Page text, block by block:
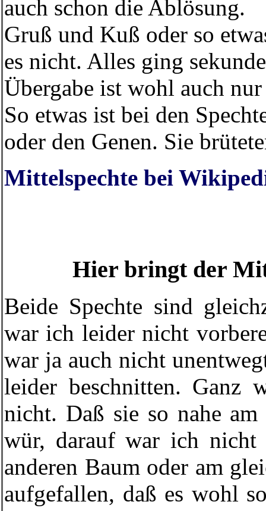
auch schon die Ablösung.
Gruß und Kuß oder so
es nicht. Alles ging
Übergabe ist wohl auch
So etwas ist bei den
oder den Genen. Sie
Mittelspechte bei
Hier bringt der
Beide Spechte sind
war ich leider nicht
war ja auch nicht
leider beschnitten. Ganz
nicht. Daß sie so nahe
wür, darauf war ich nicht
anderen Baum oder am
aufgefallen, daß es wohl